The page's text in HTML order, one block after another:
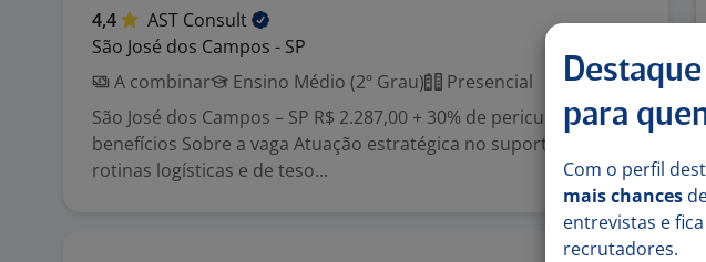
4,4 AST Consult
São José dos Campos - SP
A combinar
Ensino Médio (2º Grau)
Presencial
São José dos Campos – SP R$ 2.287,00 + 30% de periculosidade +
benefícios Sobre a vaga Atuação estratégica no suporte às
rotinas logísticas e de teso...
para
Com o perfil
mais chances
entrevistas e
recrutadores.